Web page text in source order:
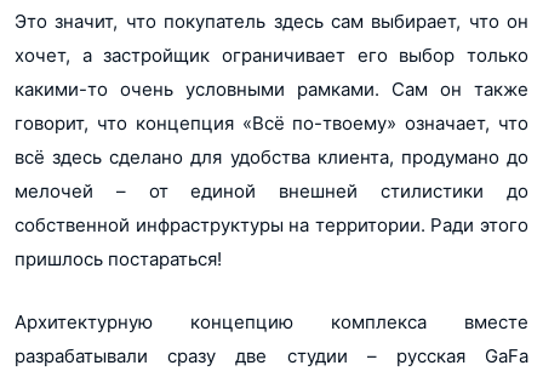
Это значит, что покупатель здесь сам выбирает, что он
хочет, а застройщик ограничивает его выбор только
какими-то очень условными рамками. Сам он также
говорит, что концепция «Всё по-твоему» означает, что
всё здесь сделано для удобства клиента, продумано до
мелочей – от единой внешней стилистики до
собственной инфраструктуры на территории. Ради этого
пришлось постараться!
Архитектурную концепцию комплекса вместе
разрабатывали сразу две студии – русская GaFa